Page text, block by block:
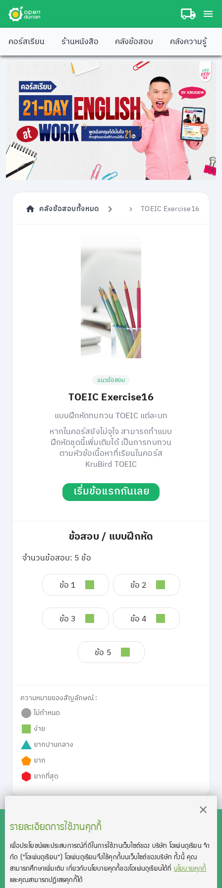
คอร์สเรียน ร้านหนังสือ คลังข้อสอบ คลังความรู้
คลังข้อสอบทั้งหมด TOEIC Exercise16
แนวข้อสอบ
TOEIC Exercise16
แบบฝึกหัดทบทวน TOEIC แต่ละบท
หากในคอร์สยังไม่จุใจ สามารถทำแบบ
ฝึกหัดชุดนี้เพิ่มเติมได้ เป็นการทบทวน
ตามหัวข้อเนื้อหาที่เรียนในคอร์ส
KruBird TOEIC
เริ่มข้อแรกกันเลย
ข้อสอบ / แบบฝึกหัด
จำนวนข้อสอบ: 5 ข้อ
ข้อ 1 ข้อ 2
ข้อ 3 ข้อ 4
ข้อ 5
ความหมายของสัญลักษณ์ :
ไม่กำหนด
ง่าย
ยากปานกลาง
ยาก
ยากที่สุด
รายละเอียดการใช้งานคุกกี้
เพื่อประโยชน์และประสบการณ์ที่ดีในการใช้งานเว็บไซต์ของ บริษัท โอเพ่นดูเรียน จํา
กัด (“โอเพ่นดูเรียน”)โอเพ่นดูเรียนจึงใช้คุกกี้บนเว็บไซต์ของบริษัท ทั้งนี้ คุณ
สามารถศึกษาเพิ่มเติม เกี่ยวกับนโยบายคุกกี้ของโอเพ่นดูเรียนได้ที่นโยบายคุกกี้
และคุณสามารถปฏิเสธคุกกี้ได้
สงวนลิขสิทธิ์โดย บริษัท โอเพ่นดูเรียน จำกัด 2021 ©︎ OpenDurian
Co., Ltd.
TOEIC® and TOEFL® are registered trademarks of Educational Testing